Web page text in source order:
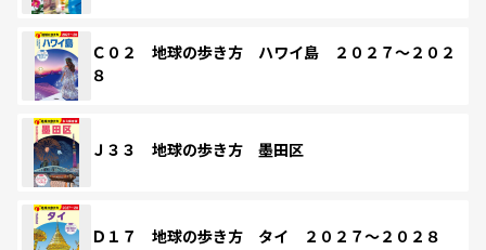
Ｃ０２ 地球の歩き方 ハワイ島 ２０２７～２０２
８
Ｊ３３ 地球の歩き方 墨田区
Ｄ１７ 地球の歩き方 タイ ２０２７～２０２８